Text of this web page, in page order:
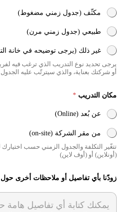
م
ت
و
ى
*
مكثّف (جدول زمني مضغوط)
طبيعي (جدول زمني مرن)
غير ذلك (يرجى توضيحه في خانة
يرجى تحديد نوع التدريب الذي ترغب فيه
أو شركتك بعناية، والذي سيترتّب عليه الجدول
مكان التدريب*
عن بُعد (Online)
من مقر الشركة (on-site)
تتغّير التكلفة والجدول الزمني حسب
(أونلاين) أو (أوف لاين)
زودّنا بأي تفاصيل أو ملاحظات أخرى